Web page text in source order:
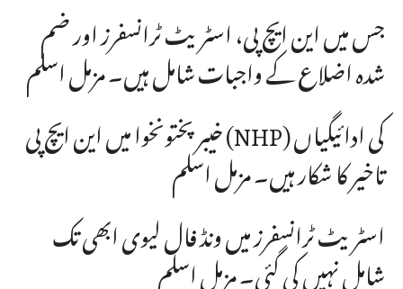
جس میں این ایچ پی، اسٹریٹ ٹرانسفرز اور ضم
شدہ اضلاع کے واجبات شامل ہیں۔ مزمل اسلم
خیبرپختونخوا میں این ایچ پی (NHP) کی ادائیگیاں
تاخیر کا شکار ہیں۔ مزمل اسلم
اسٹریٹ ٹرانسفرز میں ونڈ فال لیوی ابھی تک
شامل نہیں کی گئی۔ مزمل اسلم